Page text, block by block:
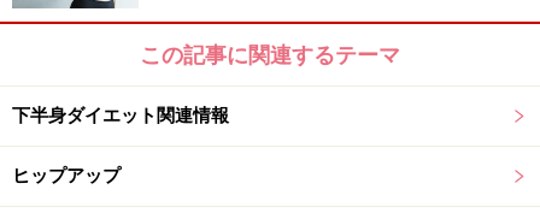
・家で大きめのスリッパを履いている。
→スリッパが脱げないように外側に脚を回して歩くクセ
がつきやすい。
これらは自然と脚の外側に体重をかける動きをしている
といえます。そうすることによって、内側の筋肉があま
この記事に関連するテーマ
下半身ダイエット関連情報
ヒップアップ